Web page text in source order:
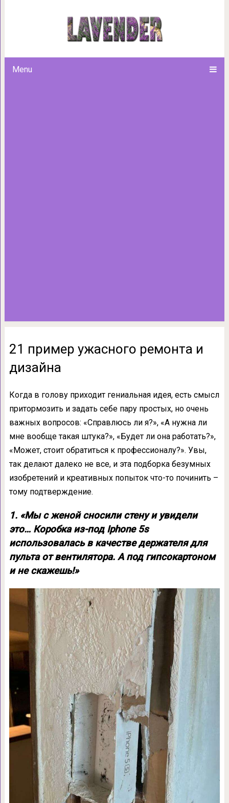
Menu
21 пример
21 пример ужасного ремонта и
дизайна
Когда в голову приходит гениальная идея, есть смысл
притормозить и задать себе пару простых, но очень
важных вопросов: «Справлюсь ли я?», «А нужна ли
мне вообще такая штука?», «Будет ли она работать?»,
«Может, стоит обратиться к профессионалу?». Увы,
так делают далеко не все, и эта подборка безумных
изобретений и креативных попыток что-то починить –
тому подтверждение.
1. «Мы с женой сносили стену и увидели
это… Коробка из-под Iphone 5s
использовалась в качестве держателя для
пульта от вентилятора. А под гипсокартоном
и не скажешь!»